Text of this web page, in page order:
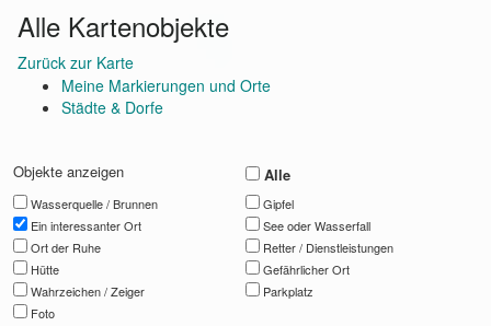
Alle Kartenobjekte
Zurück zur Karte
Meine Markierungen und Orte
Städte & Dorfe
Objekte anzeigen
Wasserquelle / Brunnen
Ein interessanter Ort
Ort der Ruhe
Hütte
Wahrzeichen / Zeiger
Foto
Alle
Gipfel
See oder Wasserfall
Retter / Dienstleistungen
Gefährlicher Ort
Parkplatz